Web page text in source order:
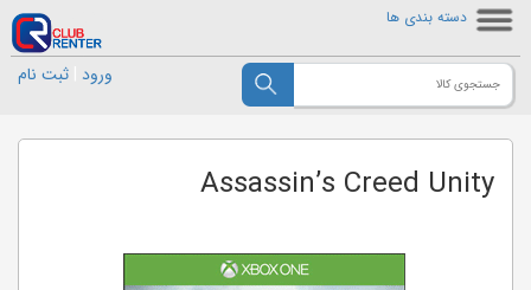
دسته بندی ها
ورود ثبت نام
Assassin’s Creed Unity